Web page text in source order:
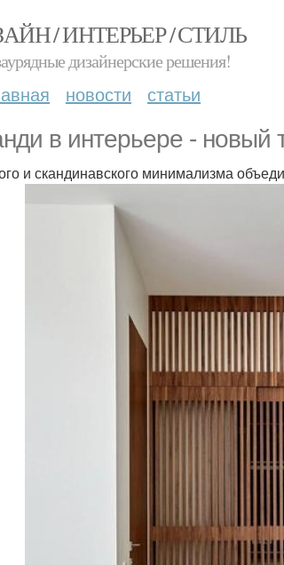
/ ИНТЕРЬЕР / СТИЛЬ
дизайнерские решения!
новости статьи
в интерьере - новый
и скандинавского минимализма